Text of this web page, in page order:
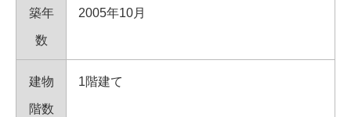
築年
数
2005年10月
建物
階数
1階建て